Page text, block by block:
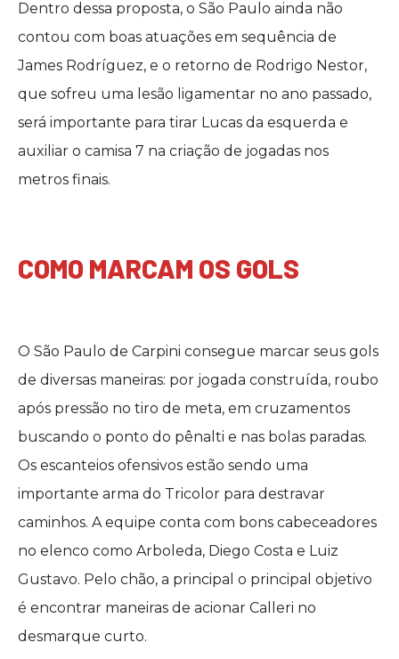
Dentro dessa proposta, o São Paulo ainda não
contou com boas atuações em sequência de
James Rodríguez, e o retorno de Rodrigo Nestor,
que sofreu uma lesão ligamentar no ano passado,
será importante para tirar Lucas da esquerda e
auxiliar o camisa 7 na criação de jogadas nos
metros finais.
COMO MARCAM OS GOLS
O São Paulo de Carpini consegue marcar seus gols
de diversas maneiras: por jogada construída, roubo
após pressão no tiro de meta, em cruzamentos
buscando o ponto do pênalti e nas bolas paradas.
Os escanteios ofensivos estão sendo uma
importante arma do Tricolor para destravar
caminhos. A equipe conta com bons cabeceadores
no elenco como Arboleda, Diego Costa e Luiz
Gustavo. Pelo chão, a principal o principal objetivo
é encontrar maneiras de acionar Calleri no
desmarque curto.